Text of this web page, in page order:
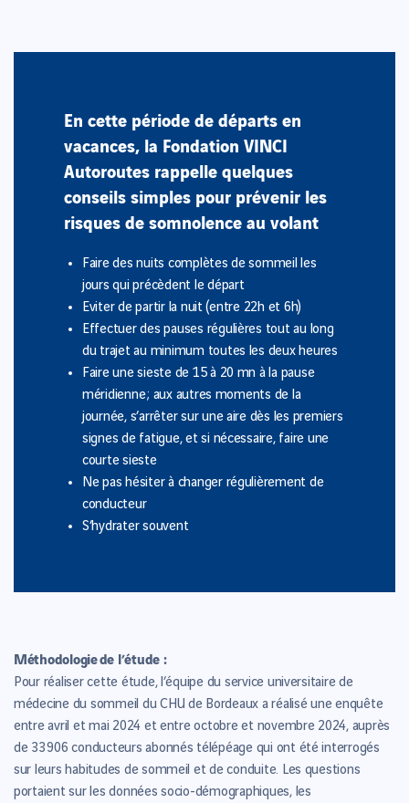
En cette période de départs en
vacances, la Fondation VINCI
Autoroutes rappelle quelques
conseils simples pour prévenir les
risques de somnolence au volant
Faire des nuits complètes de sommeil les
jours qui précèdent le départ
Eviter de partir la nuit (entre 22h et 6h)
Effectuer des pauses régulières tout au long
du trajet au minimum toutes les deux heures
Faire une sieste de 15 à 20 mn à la pause
méridienne ; aux autres moments de la
journée, s’arrêter sur une aire dès les premiers
signes de fatigue, et si nécessaire, faire une
courte sieste
Ne pas hésiter à changer régulièrement de
conducteur
S’hydrater souvent
Méthodologie de l’étude :
Pour réaliser cette étude, l’équipe du service universitaire de
médecine du sommeil du CHU de Bordeaux a réalisé une enquête
entre avril et mai 2024 et entre octobre et novembre 2024, auprès
de 33 906 conducteurs abonnés télépéage qui ont été interrogés
sur leurs habitudes de sommeil et de conduite. Les questions
portaient sur les données socio-démographiques, les